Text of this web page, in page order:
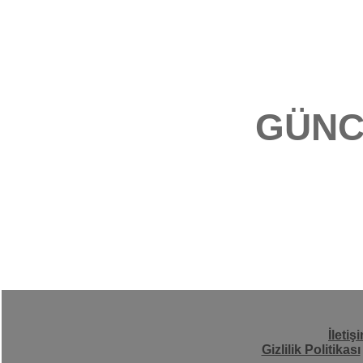
Gizlilik Politikası